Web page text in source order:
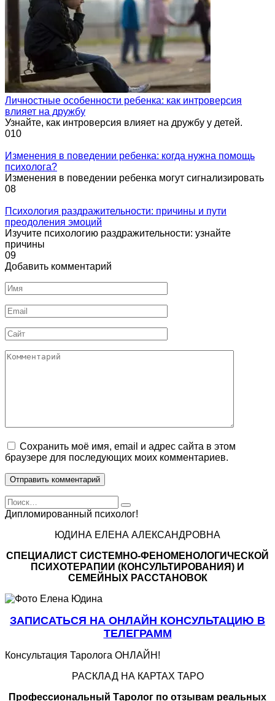
Личностные особенности ребенка: как интроверсия
влияет на дружбу
Узнайте, как интроверсия влияет на дружбу у детей.
010
Изменения в поведении ребенка: когда нужна помощь
психолога?
Изменения в поведении ребенка могут сигнализировать
08
Психология раздражительности: причины и пути
преодоления эмоций
Изучите психологию раздражительности: узнайте
причины
09
Добавить комментарий
Имя
Email
Сайт
Комментарий
Сохранить моё имя, email и адрес сайта в этом
браузере для последующих моих комментариев.
Search
for:
Дипломированный психолог!
ЮДИНА ЕЛЕНА АЛЕКСАНДРОВНА
СПЕЦИАЛИСТ CИСТЕМНО-ФЕНОМЕНОЛОГИЧЕСКОЙ
ПСИХОТЕРАПИИ (КОНСУЛЬТИРОВАНИЯ) И
СЕМЕЙНЫХ РАССТАНОВОК
ЗАПИСАТЬСЯ НА ОНЛАЙН КОНСУЛЬТАЦИЮ В
ТЕЛЕГРАММ
Консультация Таролога ОНЛАЙН!
РАСКЛАД НА КАРТАХ ТАРО
Профессиональный Таролог по отзывам реальных